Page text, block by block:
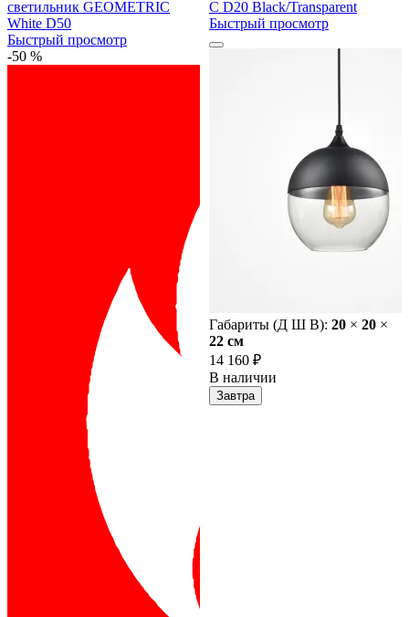
светильник GEOMETRIC
White D50
Быстрый просмотр
-50 %
C D20 Black/Transparent
Быстрый просмотр
Габариты (Д Ш В): 20 × 20 ×
22 cм
14 160 ₽
В наличии
Завтра